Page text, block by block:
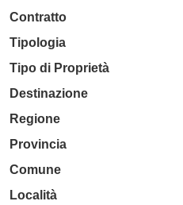
Contratto
Tipologia
Tipo di Proprietà
Destinazione
Regione
Provincia
Comune
Località